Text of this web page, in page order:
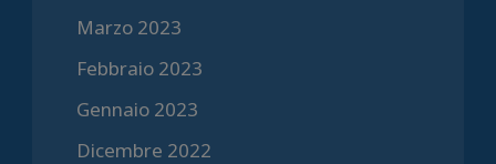
Marzo 2023
Febbraio 2023
Gennaio 2023
Dicembre 2022